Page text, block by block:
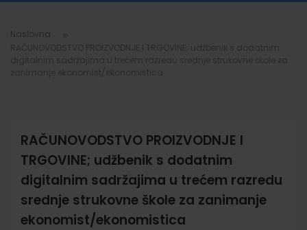
Naslovna
RAČUNOVODSTVO PROIZVODNJE I
TRGOVINE; udžbenik s dodatnim
digitalnim sadržajima u trećem razredu
srednje strukovne škole za zanimanje
ekonomist/ekonomistica